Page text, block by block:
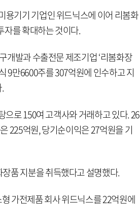
용기기 기업인 위드닉스에 이어 리봄화
자를 확대하는 것이다.
개발과 수출전문 제조기업 ‘리봄화장
9만6600주를 307억원에 인수하고 지
로 150여 고객사와 거래하고 있다. 26
225억원, 당기순이익은 27억원을 기
품 지분을 취득했다고 설명했다.
가전제품 회사 위드닉스를 22억원에